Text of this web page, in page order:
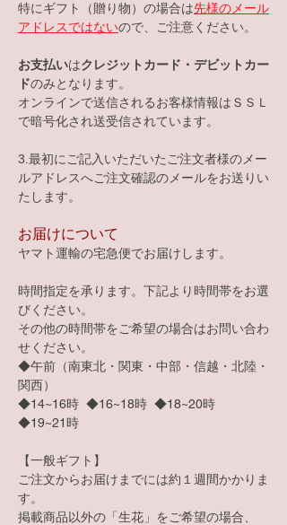
特にギフト（贈り物）の場合は先様のメール
アドレスではないので、ご注意ください。
お支払いはクレジットカード・デビットカー
ドのみとなります。
オンラインで送信されるお客様情報はＳＳＬ
で暗号化され送受信されています。
3.最初にご記入いただいたご注文者様のメー
ルアドレスへご注文確認のメールをお送りい
たします。
​お届けについて
ヤマト運輸の宅急便でお届けします。
時間指定を承ります。下記より時間帯をお選
びください。
その他の時間帯をご希望の場合はお問い合わ
せください。
◆午前（南東北・関東・中部・信越・北陸・
関西）
◆14~16時 ◆16~18時 ◆18~20時
◆19~21時
【一般ギフト】
ご注文からお届けまでには約１週間かかりま
す。
掲載商品以外の「生花」をご希望の場合、